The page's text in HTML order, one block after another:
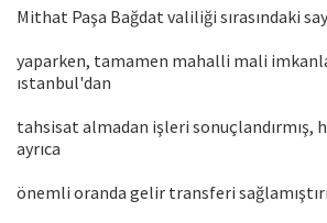
Mithat Paşa Bağdat valiliği sırasındaki
yaparken, tamamen mahalli mali
ıstanbul'dan
tahsisat almadan işleri sonuçlandırmış,
ayrıca
önemli oranda gelir transferi